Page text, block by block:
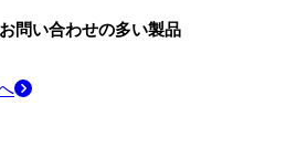
問い合わせの多い製品